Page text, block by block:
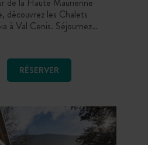
découvrez les Chalets
à Val Cenis. Séjournez
et vivez des vacances
entre grands
skiables, panoramas
National de la Vanoise,
RÉSERVER